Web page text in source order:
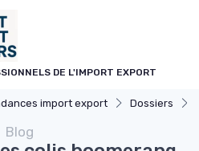
DE L'IMPORT EXPORT
import export Dossiers
Blog